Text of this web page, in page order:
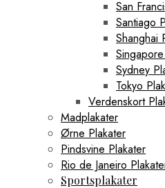
San
Santiago
Shanghai
Sydney
Tokyo
Verdenskort
Madplakater
Ørne Plakater
Pindsvine Plakater
Rio de Janeiro
Sportsplakater